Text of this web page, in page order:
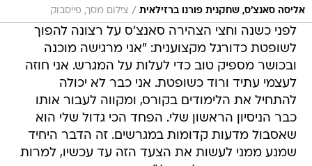
אליסה סאנצ'ס, שחקנית פורנו ברזילאית / צילום מסך, פייסבוק
לפני כשנה וחצי הצהירה סאנצ'ס על רצונה להפוך
לשופטת כדורגל מקצוענית: "אני מרגישה מוכנה
ובכושר מספיק טוב כדי לעלות על המגרש. אני חוזה
לעצמי עתיד ורוד כשופטת. אני כבר לא יכולה
להתחיל את הלימודים בקורס, ומקווה לעבור אותו
כבר הניסיון הראשון שלי. הפחד הכי גדול שלי הוא
שאסבול מדעות קדומות במגרשים. זה הדבר היחיד
שמנע ממני לעשות את הצעד הזה עד עכשיו, למרות